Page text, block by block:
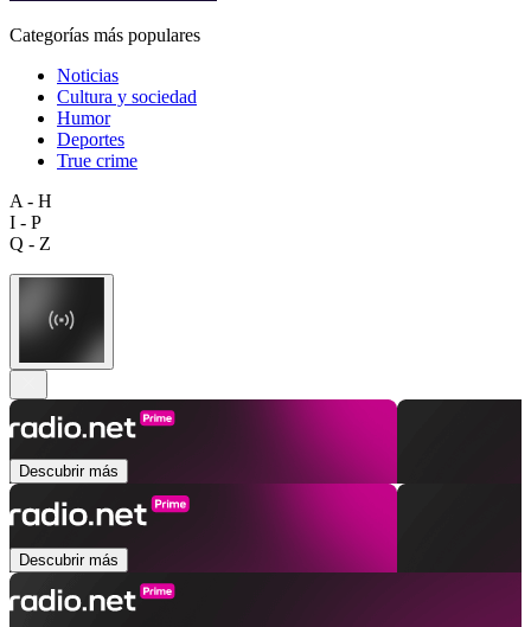
Categorías más populares
Noticias
Cultura y sociedad
Humor
Deportes
True crime
A - H
I - P
Q - Z
Descubrir más
Descubrir más